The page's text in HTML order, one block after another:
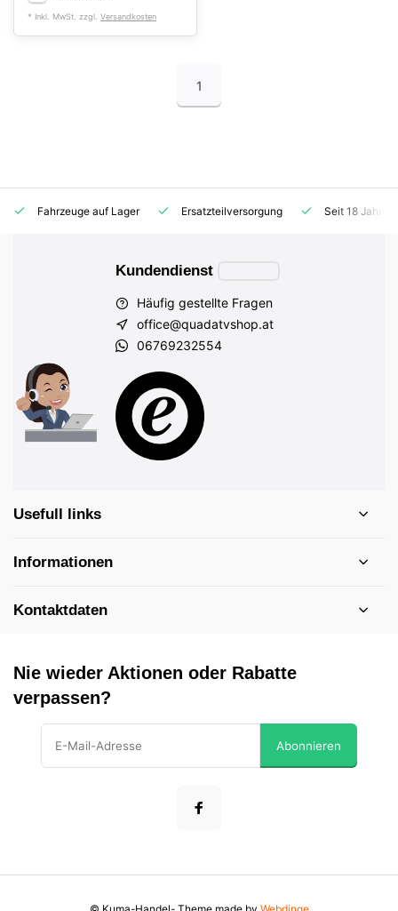
* Inkl. MwSt. zzgl. Versandkosten
1
Fahrzeuge auf Lager Ersatzteilversorgung Seit 18
Kundendienst
Häufig gestellte Fragen
office@quadatvshop.at
06769232554
Usefull links
Informationen
Kontaktdaten
Nie wieder Aktionen oder Rabatte
verpassen?
Abonnieren